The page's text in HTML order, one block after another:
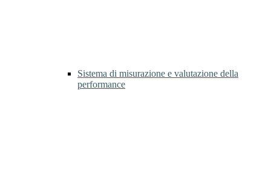
Sistema di misurazione e valutazione della
performance